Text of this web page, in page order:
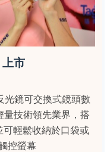
市
光鏡可交換式鏡頭數
技術領先業界，搭
輕鬆收納於口袋或
控螢幕